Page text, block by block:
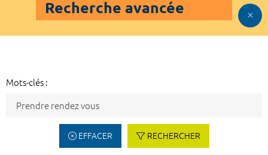
Recherche avancée
Mots-clés :
EFFACER RECHERCHER